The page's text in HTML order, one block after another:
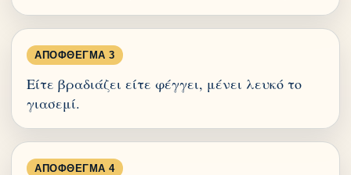
ΑΠΌΦΘΕΓΜΑ 3
Είτε βραδιάζει είτε φέγγει, μένει λευκό το
γιασεμί.
ΑΠΌΦΘΕΓΜΑ 4